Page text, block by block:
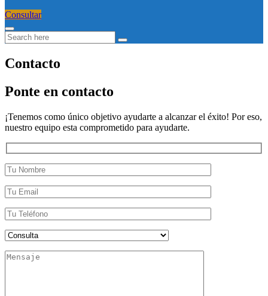
Consultar
Contacto
Ponte en contacto
¡Tenemos como único objetivo ayudarte a alcanzar el éxito! Por eso,
nuestro equipo esta comprometido para ayudarte.